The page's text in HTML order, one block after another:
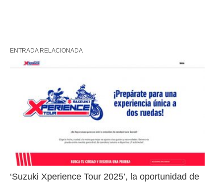
ENTRADA RELACIONADA
‘Suzuki Xperience Tour 2025’, la oportunidad de